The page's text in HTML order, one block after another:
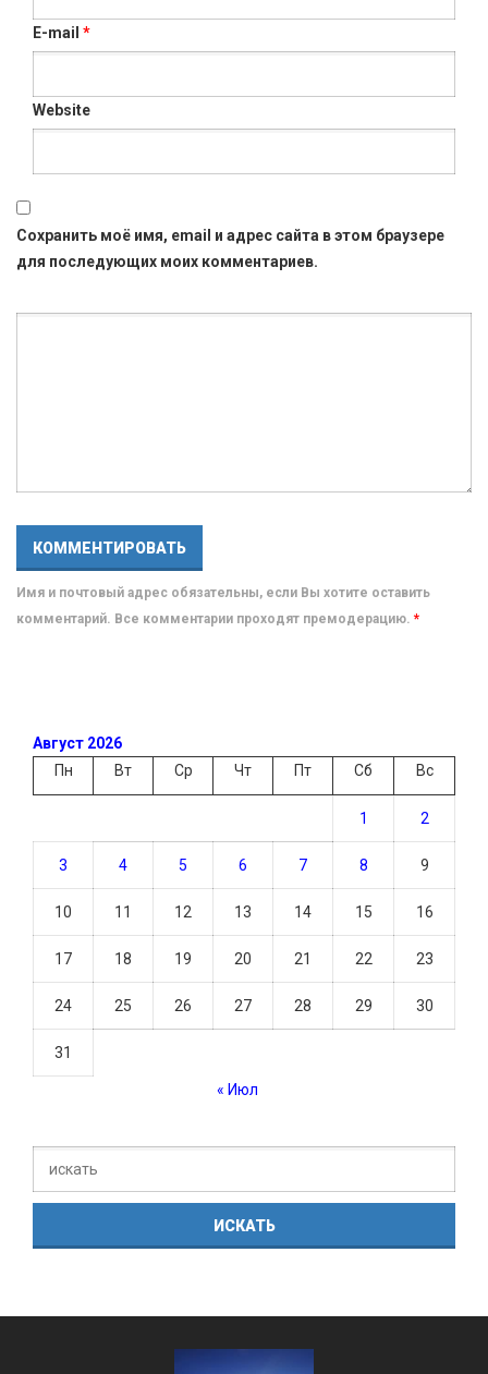
E-mail *
Website
Сохранить моё имя, email и адрес сайта в этом браузере
для последующих моих комментариев.
Имя и почтовый адрес обязательны, если Вы хотите оставить
комментарий. Все комментарии проходят премодерацию. *
Август 2026
Пн
Вт Ср Чт Пт Сб Вс
1 2
3 4 5 6 7 8 9
10 11 12 13 14 15 16
17 18 19 20 21 22 23
24 25 26 27 28 29 30
31
« Июл